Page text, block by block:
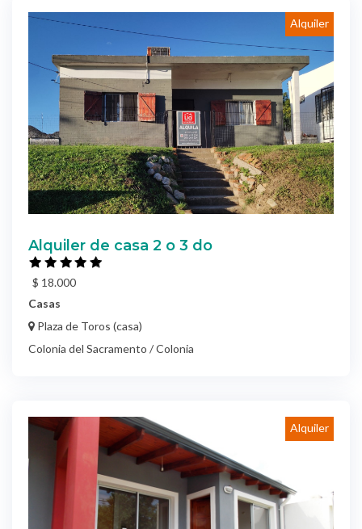
Alquiler
Alquiler de casa 2 o 3 do
$ 18.000
Casas
Plaza de Toros (casa)
Colonia del Sacramento / Colonia
Alquiler